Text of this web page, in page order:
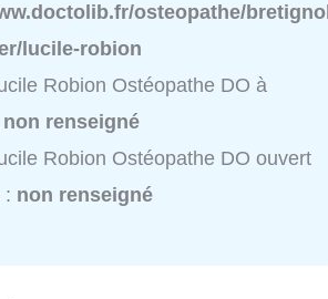
osteopathe/bretignoll
lucile-robion
Robion Ostéopathe DO à
non renseigné
Robion Ostéopathe DO ouvert
: non renseigné